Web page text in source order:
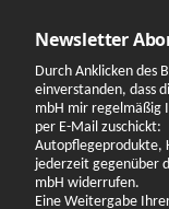
Newsletter
Durch Anklicken des
einverstanden, dass
mbH mir regelmäßig
per E-Mail zuschickt:
Autopflegeprodukte,
jederzeit gegenüber
mbH widerrufen.
Eine Weitergabe